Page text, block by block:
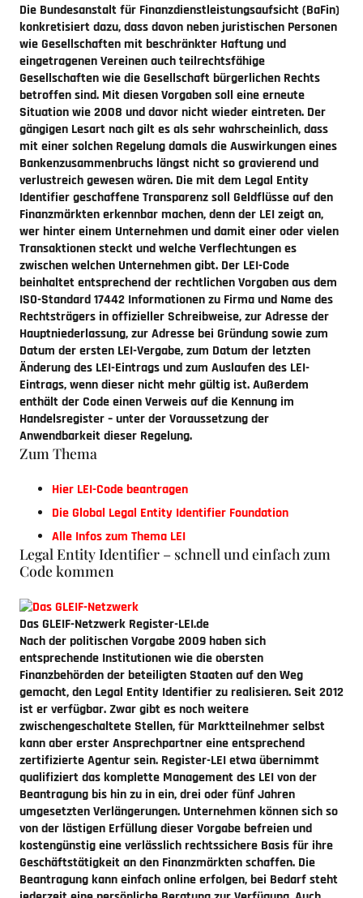
Die Bundesanstalt für Finanzdienstleistungsaufsicht (BaFin)
konkretisiert dazu, dass davon neben juristischen Personen
wie Gesellschaften mit beschränkter Haftung und
eingetragenen Vereinen auch teilrechtsfähige
Gesellschaften wie die Gesellschaft bürgerlichen Rechts
betroffen sind. Mit diesen Vorgaben soll eine erneute
Situation wie 2008 und davor nicht wieder eintreten. Der
gängigen Lesart nach gilt es als sehr wahrscheinlich, dass
mit einer solchen Regelung damals die Auswirkungen eines
Bankenzusammenbruchs längst nicht so gravierend und
verlustreich gewesen wären. Die mit dem Legal Entity
Identifiergeschaffene Transparenz soll Geldflüsse auf den
Finanzmärkten erkennbar machen, denn der LEI zeigt an,
wer hinter einem Unternehmen und damit einer oder vielen
Transaktionen steckt und welche Verflechtungen es
zwischen welchen Unternehmen gibt. Der LEI-Code
beinhaltet entsprechend der rechtlichen Vorgaben aus dem
ISO-Standard 17442 Informationen zu Firma und Name des
Rechtsträgers in offizieller Schreibweise, zur Adresse der
Hauptniederlassung, zur Adresse bei Gründung sowie zum
Datum der ersten LEI-Vergabe, zum Datum der letzten
Änderung des LEI-Eintrags und zum Auslaufen des LEI-
Eintrags, wenn dieser nicht mehr gültig ist. Außerdem
enthält der Code einen Verweis auf die Kennung im
Handelsregister – unter der Voraussetzung der
Anwendbarkeit dieser Regelung.
Zum Thema
Hier LEI-Code beantragen
Die Global Legal Entity Identifier Foundation
Alle Infos zum Thema LEI
Legal Entity Identifier – schnell und einfach zum
Code kommen
Das GLEIF-Netzwerk Register-LEI.de
Nach der politischen Vorgabe 2009 haben sich
entsprechende Institutionen wie die obersten
Finanzbehörden der beteiligten Staaten auf den Weg
gemacht, den Legal Entity Identifier zu realisieren. Seit 2012
ist er verfügbar. Zwar gibt es noch weitere
zwischengeschaltete Stellen, für Marktteilnehmer selbst
kann aber erster Ansprechpartner eine entsprechend
zertifizierte Agentur sein. Register-LEI etwa übernimmt
qualifiziert das komplette Management des LEI von der
Beantragung bis hin zu in ein, drei oder fünf Jahren
umgesetzten Verlängerungen. Unternehmen können sich so
von der lästigen Erfüllung dieser Vorgabe befreien und
kostengünstig eine verlässlich rechtssichere Basis für ihre
Geschäftstätigkeit an den Finanzmärkten schaffen. Die
Beantragung kann einfach online erfolgen, bei Bedarf steht